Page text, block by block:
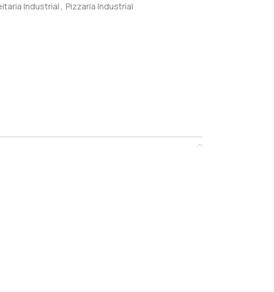
Industrial , Pizzaria Industrial